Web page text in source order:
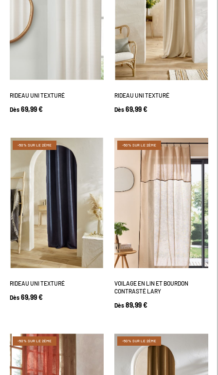
RIDEAU UNI TEXTURÉ
Dès 69,99 €
RIDEAU UNI TEXTURÉ
Dès 69,99 €
-50% SUR LE 2ÈME
RIDEAU UNI TEXTURÉ
Dès 69,99 €
-50% SUR LE 2ÈME
VOILAGE EN LIN ET BOURDON
CONTRASTÉ LARY
Dès 89,99 €
-50% SUR LE 2ÈME -50% SUR LE 2ÈME